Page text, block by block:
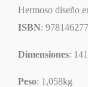
Hermoso diseño
ISBN:
Dimensiones:
Peso: 1,058kg